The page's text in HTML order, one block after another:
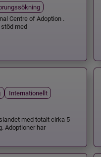
Centre of Adoption .
med
Internationellt
med totalt cirka 5
Adoptioner har